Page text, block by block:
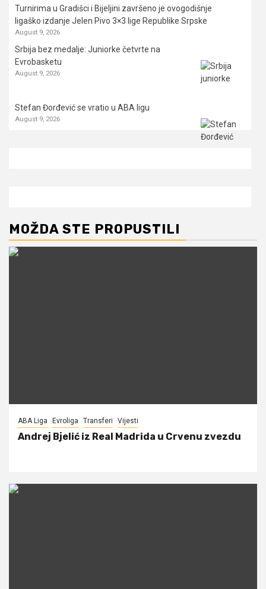
Turnirima u Gradišci i Bijeljini završeno je ovogodišnje
ligaško izdanje Jelen Pivo 3×3 lige Republike Srpske
August 9, 2026
Srbija bez medalje: Juniorke četvrte na
Evrobasketu
August 9, 2026
Stefan Đorđević se vratio u ABA ligu
August 9, 2026
MOŽDA STE PROPUSTILI
ABA Liga Evroliga Transferi Vijesti
Andrej Bjelić iz Real Madrida u Crvenu zvezdu